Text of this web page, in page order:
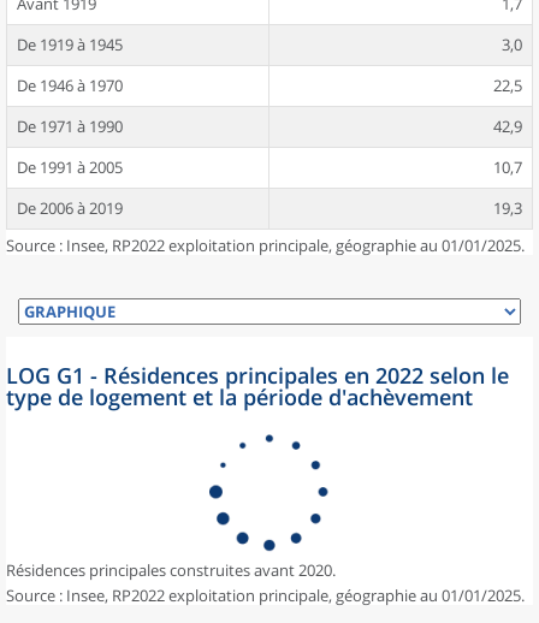
De 1919 à 1945
3,0
De 1946 à 1970
22,5
De 1971 à 1990
42,9
De 1991 à 2005
10,7
De 2006 à 2019
19,3
Source : Insee, RP2022 exploitation principale, géographie au 01/01/2025.
LOG G1 - Résidences principales en 2022 selon le
type de logement et la période d'achèvement
Résidences principales construites avant 2020.
Source : Insee, RP2022 exploitation principale, géographie au 01/01/2025.